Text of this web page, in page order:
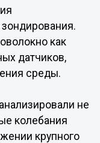
как
датчиков,
среды.
не
колебания
крупного